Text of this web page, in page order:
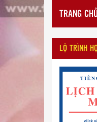
TRANG CHỦ
LỘ TRÌNH